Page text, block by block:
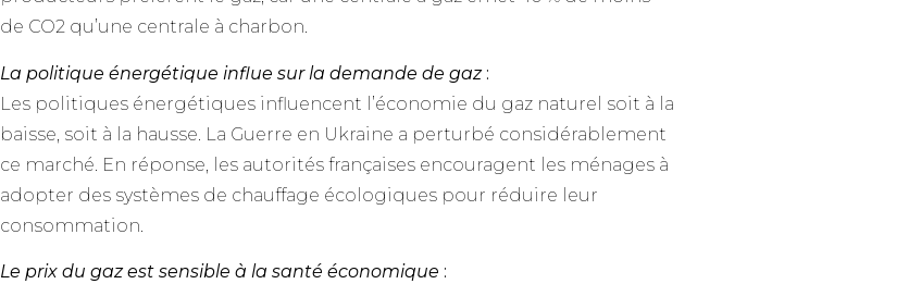
de CO2 qu’une centrale à charbon.
La politique énergétique influe sur la demande de gaz:
Les politiques énergétiques influencent l’économie du gaz naturel soit à la
baisse, soit à la hausse. La Guerre en Ukraine a perturbé considérablement
ce marché. En réponse, les autorités françaises encouragent les ménages à
adopter des systèmes de chauffage écologiques pour réduire leur
consommation.
Le prix du gaz est sensible à la santé économique :